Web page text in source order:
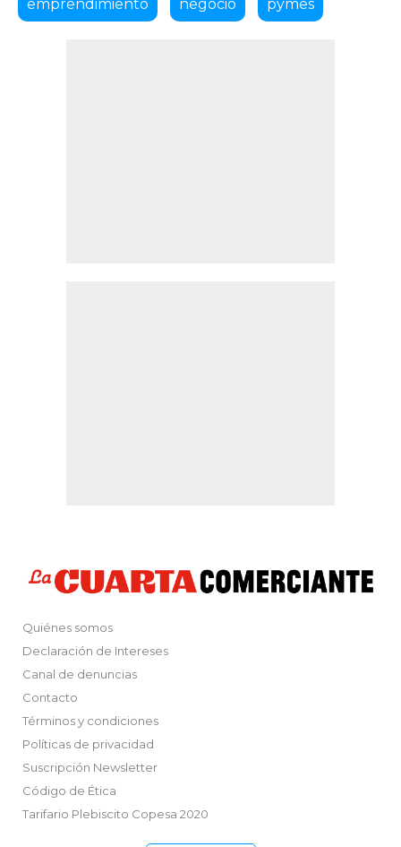
emprendimiento negocio pymes
Quiénes somos
Declaración de Intereses
Canal de denuncias
Contacto
Términos y condiciones
Políticas de privacidad
Suscripción Newsletter
Código de Ética
Tarifario Plebiscito Copesa 2020